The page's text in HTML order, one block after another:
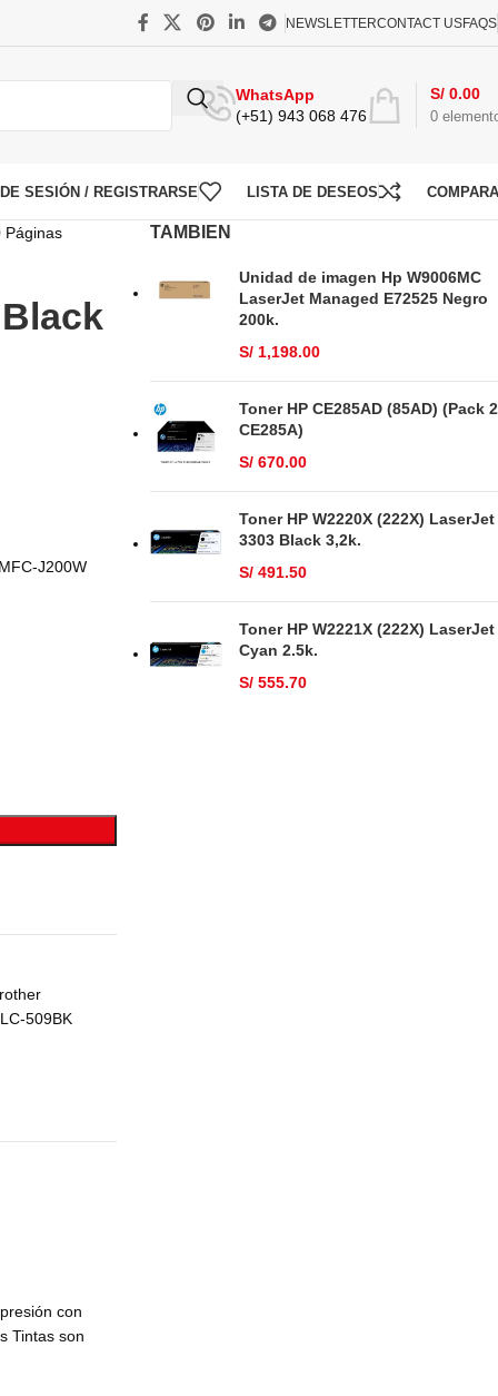
NEWSLETTERCONTACT USFAQS
WhatsApp
(+51) 943 068 476
0
S/ 0.00
SESIÓN / REGISTRARSE LISTA DE DESEOS
Páginas
J200W
509BK
con
Tintas son
TAMBIEN
Unidad de imagen Hp W9006MC
LaserJet Managed E72525 Negro
200k.
S/1,198.00
Toner HP CE285AD (85AD) (Pack 2
CE285A)
S/670.00
Toner HP W2220X (222X) LaserJet
3303 Black 3,2k.
S/491.50
Toner HP W2221X (222X) LaserJet
Cyan 2.5k.
S/555.70